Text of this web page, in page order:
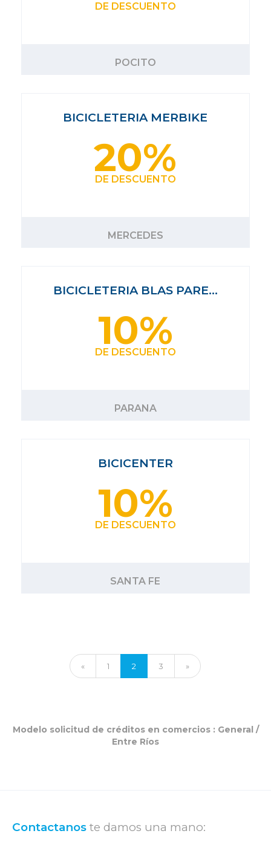
DE DESCUENTO
POCITO
BICICLETERIA MERBIKE
20%
DE DESCUENTO
MERCEDES
BICICLETERIA BLAS PARE…
10%
DE DESCUENTO
PARANA
BICICENTER
10%
DE DESCUENTO
SANTA FE
« 1 2 3 »
Modelo solicitud de créditos en comercios : General /
Entre Ríos
Contactanos te damos una mano: